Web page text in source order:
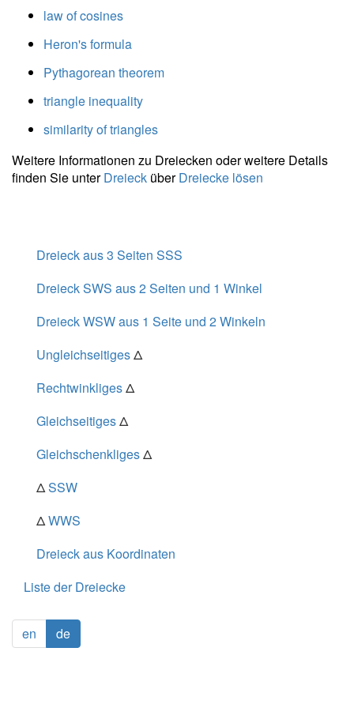
} =
5{,}315 \
\\ m_c =
\dfrac{
2a^2+2b^2
- c^2 } }{ 2
\dfrac{
\sqrt{ 2
- 9^2 } }{ 2
5{,}315
law of cosines
Heron's formula
Pythagorean theorem
triangle inequality
similarity of triangles
Weitere Informationen zu Dreiecken oder weitere Details
finden Sie unterDreieck überDreiecke lösen
Dreieck aus 3 Seiten SSS
Dreieck SWS aus 2 Seiten und 1 Winkel
Dreieck WSW aus 1 Seite und 2 Winkeln
UngleichseitigesΔ
RechtwinkligesΔ
GleichseitigesΔ
GleichschenkligesΔ
ΔSSW
ΔWWS
Dreieck aus Koordinaten
Liste der Dreiecke
en de